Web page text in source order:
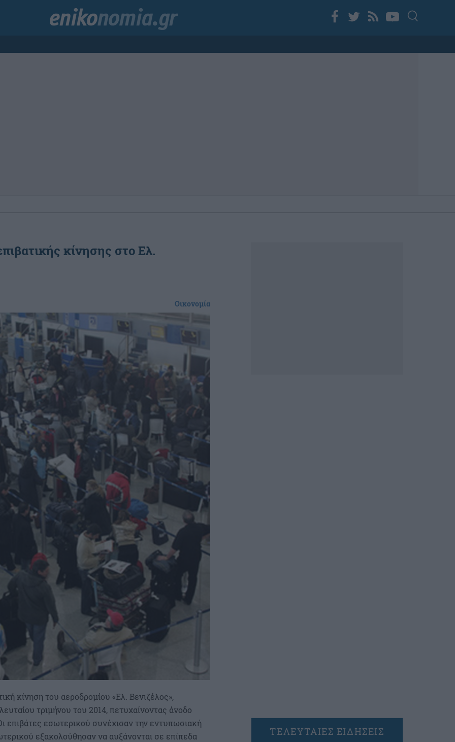
κίνησης στο Ελ.
Οικονομία
κίνηση του αεροδρομίου «Ελ. Βενιζέλος»,
τριμήνου του 2014, πετυχαίνοντας άνοδο
επιβάτες εσωτερικού συνέχισαν την εντυπωσιακή
εξακολούθησαν να αυξάνονται σε επίπεδα
ΤΕΛΕΥΤΑΙΕΣ ΕΙΔΗΣΕΙΣ